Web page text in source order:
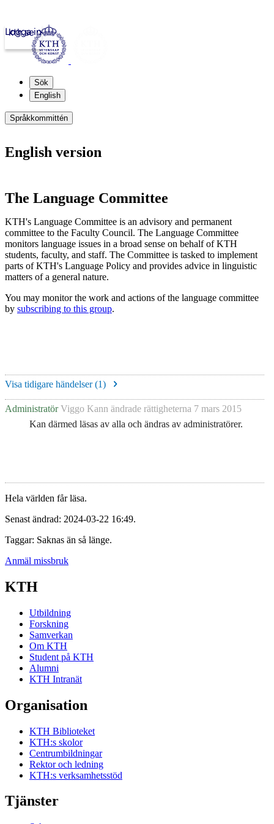
kth.se
Logga in
Sök
English
Språkkommittén
English version
The Language Committee
KTH's Language Committee is an advisory and permanent
committee to the Faculty Council. The Language Committee
monitors language issues in a broad sense on behalf of KTH
students, faculty, and staff. The Committee is tasked to implement
parts of KTH's Language Policy and provides advice in linguistic
matters of a general nature.
You may monitor the work and actions of the language committee
by subscribing to this group.
Visa tidigare händelser (1)
Administratör Viggo Kann ändrade rättigheterna 7 mars 2015
Kan därmed läsas av alla och ändras av administratörer.
Hela världen får läsa.
Senast ändrad: 2024-03-22 16:49.
Taggar: Saknas än så länge.
Anmäl missbruk
KTH
Utbildning
Forskning
Samverkan
Om KTH
Student på KTH
Alumni
KTH Intranät
Organisation
KTH Biblioteket
KTH:s skolor
Centrumbildningar
Rektor och ledning
KTH:s verksamhetsstöd
Tjänster